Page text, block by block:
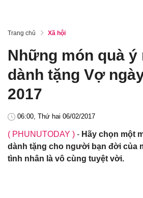
Trang chủ Xã hội
Những món quà ý
dành tặng Vợ
2017
06:00, Thứ hai 06/02/2017
( PHUNUTODAY ) - Hãy chọn một
dành tặng cho người bạn đời của
tình nhân là vô cùng tuyệt vời.